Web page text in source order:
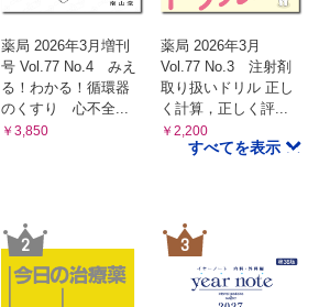
薬局 2026年3月増刊
号 Vol.77 No.4 みえ
る！わかる！循環器
のくすり 心不全...
￥3,850
薬局 2026年3月
Vol.77 No.3 注射剤
取り扱いドリル 正し
く計算，正しく評...
￥2,200
すべてを表示
2 3